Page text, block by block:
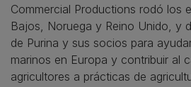
Commercial Productions rodó los
Bajos, Noruega y Reino Unido, y
de Purina y sus socios para
marinos en Europa y contribuir al
agricultores a prácticas de